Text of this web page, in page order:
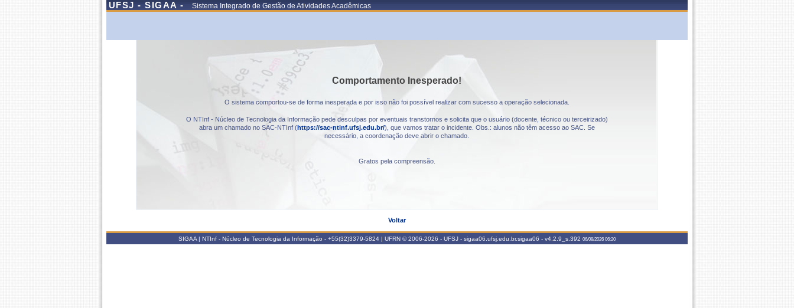
UFSJ - SIGAA - Sistema Integrado de Gestão de Atividades Acadêmicas
Comportamento Inesperado!
O sistema comportou-se de forma inesperada e por isso não foi possível realizar com sucesso a operação selecionada.
O NTInf - Núcleo de Tecnologia da Informação pede desculpas por eventuais transtornos e solicita que o usuário (docente, técnico ou terceirizado)
abra um chamado no SAC-NTInf (https://sac-ntinf.ufsj.edu.br/), que vamos tratar o incidente. Obs.: alunos não têm acesso ao SAC. Se
necessário, a coordenação deve abrir o chamado.
Gratos pela compreensão.
Voltar
SIGAA | NTInf - Núcleo de Tecnologia da Informação - +55(32)3379-5824 | UFRN © 2006-2026 - UFSJ - sigaa06.ufsj.edu.br.sigaa06 - v4.2.9_s.392 06/08/2026 06:20